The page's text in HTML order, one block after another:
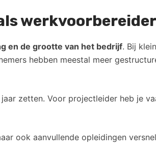
en de grootte van het bedrijf. Bij
hebben meestal meer
zetten. Voor projectleider heb je
ook aanvullende opleidingen